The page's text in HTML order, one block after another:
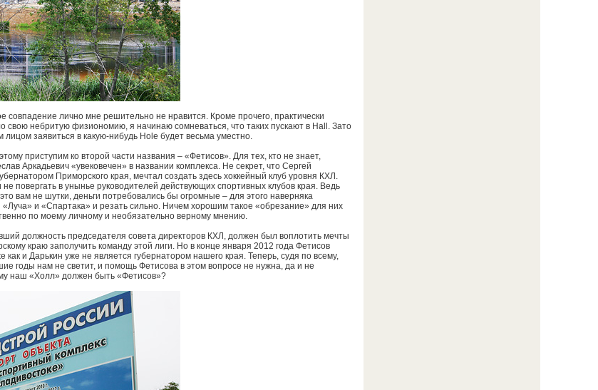
совпадение лично мне решительно не нравится. Кроме прочего, практически
свою небритую физиономию, я начинаю сомневаться, что таких пускают в Hall. Зато
заявиться в какую-нибудь Hole будет весьма уместно.
приступим ко второй части названия – «Фетисов». Для тех, кто не знает,
Аркадьевич «увековечен» в названии комплекса. Не секрет, что Сергей
Приморского края, мечтал создать здесь хоккейный клуб уровня КХЛ.
не повергать в унынье руководителей действующих спортивных клубов края. Ведь
вам не шутки, деньги потребовались бы огромные – для этого наверняка
и «Спартака» и резать сильно. Ничем хорошим такое «обрезание» для них
по моему личному и необязательно верному мнению.
должность председателя совета директоров КХЛ, должен был воплотить мечты
краю заполучить команду этой лиги. Но в конце января 2012 года Фетисов
как и Дарькин уже не является губернатором нашего края. Теперь, судя по всему,
годы нам не светит, и помощь Фетисова в этом вопросе не нужна, да и не
наш «Холл» должен быть «Фетисов»?